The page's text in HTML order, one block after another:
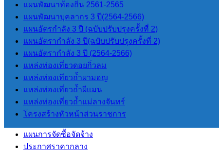
แผนพัฒนาท้องถิ่น 2561-2565
แผนพัฒนาบุคลากร 3 ปี(2564-2566)
แผนอัตรกำลัง 3 ปี (ฉบับปรับปรุงครั้งที่ 2)
แผนอัตรากำลัง 3 ปี(ฉบับปรับปรุงครั้งที่ 2)
แผนอัตรากําลัง 3 ปี (2564-2566)
แหล่งท่องเที่ยวดอยกิ่วลม
แหล่งท่องเทียวถ้ำผามอญ
แหล่งท่องเที่ยวถ้ำผีแมน
แหล่งท่องเที่ยวถ้ำแม่ลางจันทร์
โครงสร้างหัวหน้าส่วนราชการ
รายงานทางการเงิน
รายงานการประชุมสภา
งบประมาณรายจ่ายประจำปี
รายงานผลการดำเนินการโครงการ
ต่างๆ ปีงบประมาณ 2568
รายงานผลการป้องกันการทุจริต
การจัดซื้อจัดจ้าง
แผนการจัดซื้อจัดจ้าง
ประกาศราคากลาง